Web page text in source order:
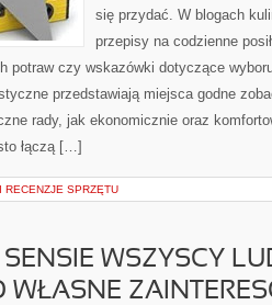
się przydać. W blogach
przepisy na codzienne
potraw czy wskazówki dotyczące
przedstawiają miejsca godne
rady, jak ekonomicznie oraz
łączą […]
RECENZJE SPRZĘTU
WSZYSCY
WŁASNE